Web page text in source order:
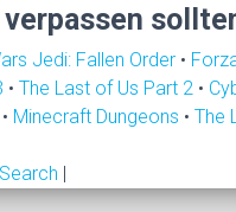
Jedi: Fallen Order •
• The Last of Us Part 2 •
• Minecraft Dungeons • The
|